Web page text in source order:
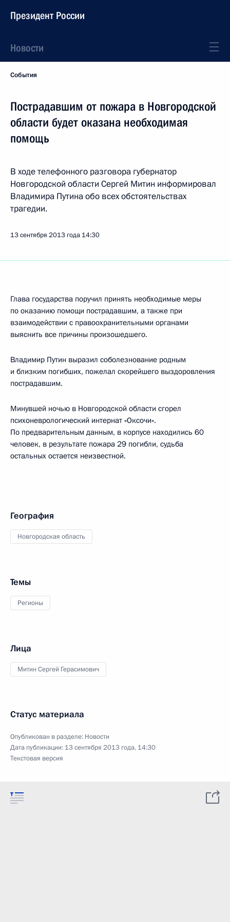
Президент России
Новости
События
Пострадавшим от пожара в Новгородской
области будет оказана необходимая
помощь
В ходе телефонного разговора губернатор
Новгородской области Сергей Митин информировал
Владимира Путина обо всех обстоятельствах
трагедии.
13 сентября 2013 года 14:30
Глава государства поручил принять необходимые меры
по оказанию помощи пострадавшим, а также при
взаимодействии с правоохранительными органами
выяснить все причины произошедшего.
Владимир Путин выразил соболезнование родным
и близким погибших, пожелал скорейшего выздоровления
пострадавшим.
Минувшей ночью в Новгородской области сгорел
психоневрологический интернат «Оксочи».
По предварительным данным, в корпусе находились 60
человек, в результате пожара 29 погибли, судьба
остальных остается неизвестной.
География
Новгородская область
Темы
Регионы
Лица
Митин Сергей Герасимович
Статус материала
Опубликован в разделе: Новости
Дата публикации: 13 сентября 2013 года, 14:30
Текстовая версия